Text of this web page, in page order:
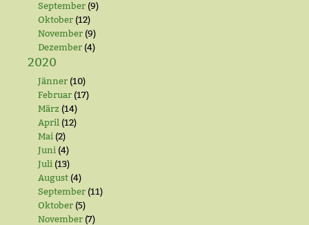
September (9)
Oktober (12)
November (9)
Dezember (4)
2020
Jänner (10)
Februar (17)
März (14)
April (12)
Mai (2)
Juni (4)
Juli (13)
August (4)
September (11)
Oktober (5)
November (7)